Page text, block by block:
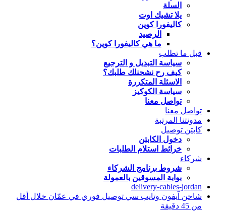
السلة
يلا تشيك اوت
كاليفورا كوين
الرصيد
ما هي كاليفورا كوين؟
قبل ما تطلب
سياسة التبديل و الترجيع
كيف رح نشحنلك طلبك؟
الاسئلة المتكررة
سياسة الكوكيز
تواصل معنا
تواصل معنا
مدونتنا المرتبة
كابتن توصيل
دخول الكابتن
خرائط استلام الطلبات
شركاء
شروط برنامج الشركاء
بوابة المسوقين بالعمولة
delivery-cables-jordan
شاحن آيفون وتايب سي توصيل فوري في عمّان خلال أقل
من 45 دقيقة